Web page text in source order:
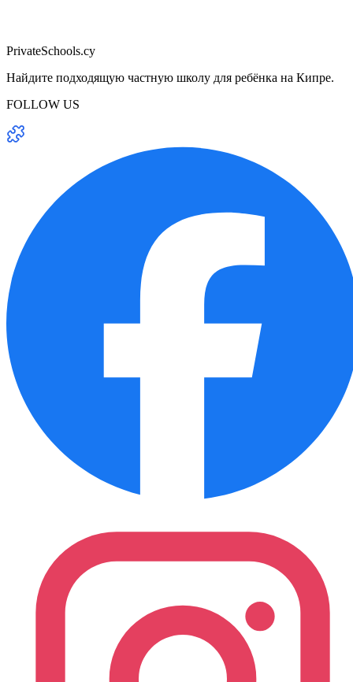
PrivateSchools.cy
Найдите подходящую частную школу для ребёнка на Кипре.
FOLLOW US